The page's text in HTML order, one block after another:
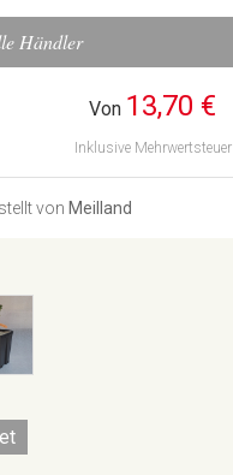
Händler
Von 13,70 €
Inklusive Mehrwertsteuer
von Meilland